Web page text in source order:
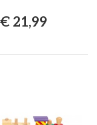
€ 21,99